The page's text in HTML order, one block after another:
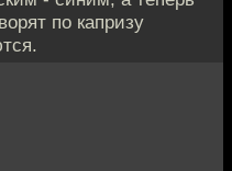
по капризу